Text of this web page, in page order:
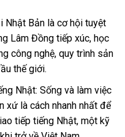
Nhật Bản là cơ hội tuyệt
Lâm Đồng tiếp xúc, học
công nghệ, quy trình sản
thế giới.
Nhật: Sống và làm việc
xứ là cách nhanh nhất để
tiếp tiếng Nhật, một kỹ